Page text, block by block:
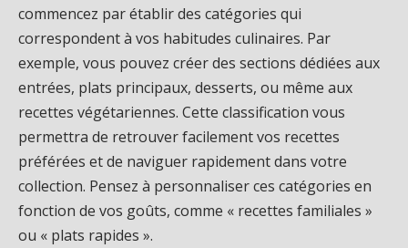
commencez par établir des catégories qui
correspondent à vos habitudes culinaires. Par
exemple, vous pouvez créer des sections dédiées aux
entrées, plats principaux, desserts, ou même aux
recettes végétariennes. Cette classification vous
permettra de retrouver facilement vos recettes
préférées et de naviguer rapidement dans votre
collection. Pensez à personnaliser ces catégories en
fonction de vos goûts, comme « recettes familiales »
ou « plats rapides ».